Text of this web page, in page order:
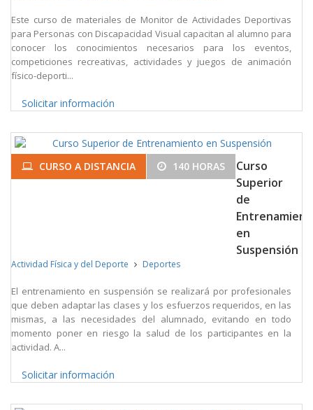
Este curso de materiales de Monitor de Actividades Deportivas
para Personas con Discapacidad Visual capacitan al alumno para
conocer los conocimientos necesarios para los eventos,
competiciones recreativas, actividades y juegos de animación
físico-deporti...
Solicitar información
CURSO A DISTANCIA 140 HORAS
Curso
Superior
de
en
Suspensión
Actividad Física y del Deporte Deportes
El entrenamiento en suspensión se realizará por profesionales
que deben adaptar las clases y los esfuerzos requeridos, en las
mismas, a las necesidades del alumnado, evitando en todo
momento poner en riesgo la salud de los participantes en la
actividad. A...
Solicitar información